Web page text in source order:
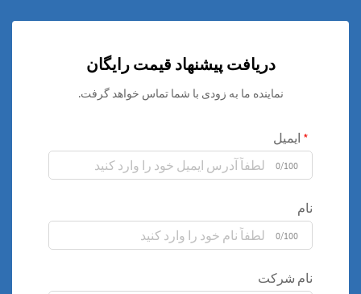
دریافت پیشنهاد قیمت رایگان
نماینده ما به زودی با شما تماس خواهد گرفت.
ایمیل
0/100
نام
0/100
نام شرکت